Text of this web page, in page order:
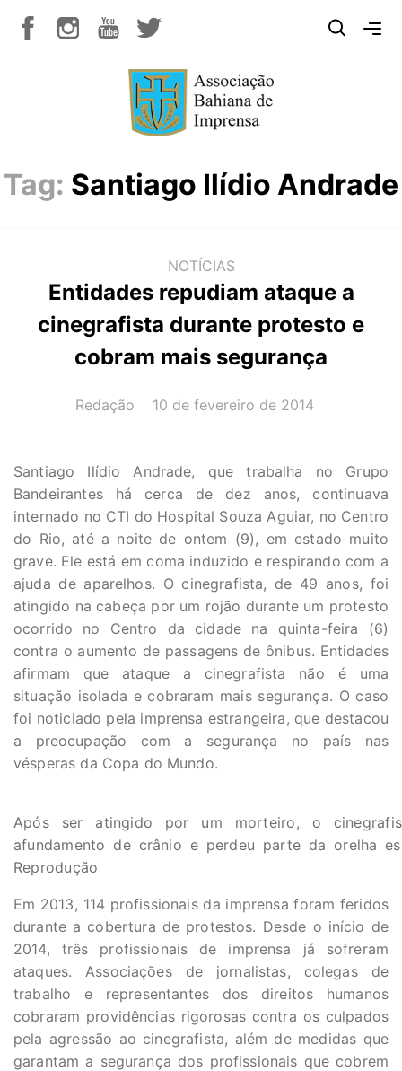
Tag: Santiago Ilídio Andrade
NOTÍCIAS
Entidades repudiam ataque a
cinegrafista durante protesto e
cobram mais segurança
AUTOR(A):
Redação DATA:
10 de fevereiro de 2014
Santiago Ilídio Andrade, que trabalha no Grupo
Bandeirantes há cerca de dez anos, continuava
internado no CTI do Hospital Souza Aguiar, no Centro
do Rio, até a noite de ontem (9), em estado muito
grave. Ele está em coma induzido e respirando com a
ajuda de aparelhos. O cinegrafista, de 49 anos, foi
atingido na cabeça por um rojão durante um protesto
ocorrido no Centro da cidade na quinta-feira (6)
contra o aumento de passagens de ônibus. Entidades
afirmam que ataque a cinegrafista não é uma
situação isolada e cobraram mais segurança. O caso
foi noticiado pela imprensa estrangeira, que destacou
a preocupação com a segurança no país nas
vésperas da Copa do Mundo.
Após ser atingido por um morteiro, o
afundamento de crânio e perdeu parte da orelha
Reprodução
Em 2013, 114 profissionais da imprensa foram feridos
durante a cobertura de protestos. Desde o início de
2014, três profissionais de imprensa já sofreram
ataques. Associações de jornalistas, colegas de
trabalho e representantes dos direitos humanos
cobraram providências rigorosas contra os culpados
pela agressão ao cinegrafista, além de medidas que
garantam a segurança dos profissionais que cobrem